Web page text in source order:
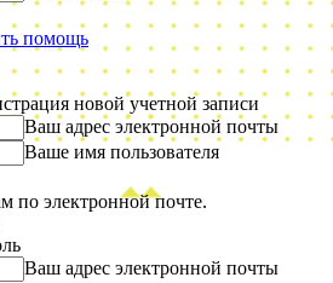
помощь
новой учетной записи
Ваш адрес электронной почты
Ваше имя пользователя
по электронной почте.
Ваш адрес электронной почты